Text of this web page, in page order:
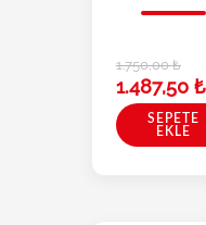
1.750,00₺
1.487,50 ₺
SEPETE
EKLE